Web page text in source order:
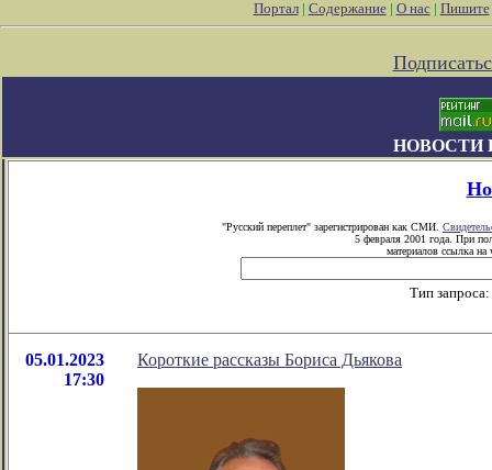
Портал| Содержание| О нас| Пишите
НОВОСТИ
"Русский переплет" зарегистрирован как СМИ.
5 февраля 2001 года. При
материалов ссылка на
Тип запроса:
05.01.2023
17:30
Короткие рассказы Бориса Дьякова